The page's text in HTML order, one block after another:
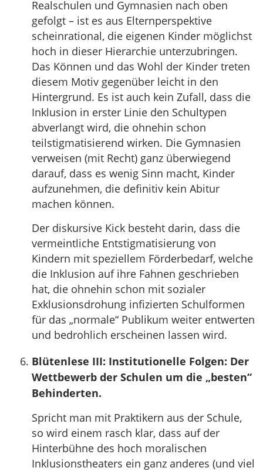
Realschulen und Gymnasien nach oben
gefolgt – ist es aus Elternperspektive
scheinrational, die eigenen Kinder möglichst
hoch in dieser Hierarchie unterzubringen.
Das Können und das Wohl der Kinder treten
diesem Motiv gegenüber leicht in den
Hintergrund. Es ist auch kein Zufall, dass die
Inklusion in erster Linie den Schultypen
abverlangt wird, die ohnehin schon
teilstigmatisierend wirken. Die Gymnasien
verweisen (mit Recht) ganz überwiegend
darauf, dass es wenig Sinn macht, Kinder
aufzunehmen, die definitiv kein Abitur
machen können.
Der diskursive Kick besteht darin, dass die
vermeintliche Entstigmatisierung von
Kindern mit speziellem Förderbedarf, welche
die Inklusion auf ihre Fahnen geschrieben
hat, die ohnehin schon mit sozialer
Exklusionsdrohung infizierten Schulformen
für das „normale“ Publikum weiter entwerten
und bedrohlich erscheinen lassen wird.
Blütenlese III: Institutionelle Folgen: Der
Wettbewerb der Schulen um die „besten“
Behinderten.
Spricht man mit Praktikern aus der Schule,
so wird einem rasch klar, dass auf der
Hinterbühne des hoch moralischen
Inklusionstheaters ein ganz anderes (und viel